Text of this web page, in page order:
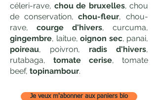
céleri-rave, chou de bruxelles, chou
de conservation,chou-fleur, chou-
rave, courge d'hivers, curcuma,
gingembre, laitue, oignon sec, panai,
poireau, poivron, radis d'hivers,
rutabaga, tomate cerise, tomate
beef, topinambour.
Je veux m'abonner aux paniers bio